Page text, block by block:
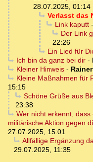
28.07.2025, 01:14
Verlasst das
Link kaputt-
Der Link
22:26
Ein Lied für
Ich bin da ganz bei dir-
Kleiner Hinweis- Rainer
Kleine Maßnahmen für
15:15
Schöne Grüße aus
23:38
Wer nicht erkennt,
militärische Aktion gegen
27.07.2025, 15:01
Allfällige Ergänzung
29.07.2025, 11:35